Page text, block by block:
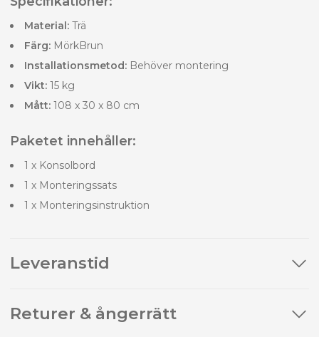
Material: Trä
Färg: MörkBrun
Installationsmetod: Behöver montering
Vikt: 15 kg
Mått: 108 x 30 x 80 cm
Paketet innehåller:
1 x Konsolbord
1 x Monteringssats
1 x Monteringsinstruktion
Leveranstid
Returer & ångerrätt